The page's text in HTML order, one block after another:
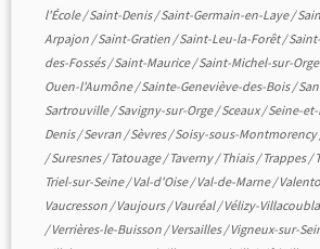
l'École/Saint-Denis/Saint-Germain-en-Laye/
Arpajon /Saint-Gratien /Saint-Leu-la-Forêt/
des-Fossés/Saint-Maurice/Saint-Michel-sur-Orge
Ouen-l'Aumône/Sainte-Geneviève-des-Bois/
Sartrouville/Savigny-sur-Orge/Sceaux/Seine-
Denis/Sevran /Sèvres/Soisy-sous-Montmorency
/Suresnes/Tatouage/Taverny/Thiais/Trappes/
Triel-sur-Seine/Val-d'Oise/Val-de-Marne/
Vaucresson /Vaujours/Vauréal/Vélizy-
/Verrières-le-Buisson /Versailles/Vigneux-sur-